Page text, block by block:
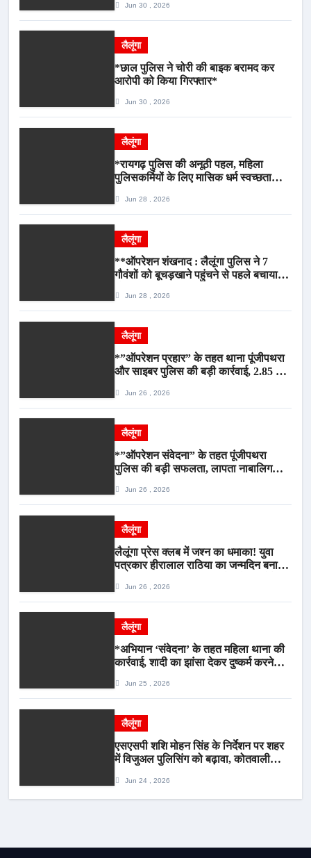
Jun 30 , 2026
लैलूंगा
*छाल पुलिस ने चोरी की बाइक बरामद कर
आरोपी को किया गिरफ्तार*
Jun 30 , 2026
लैलूंगा
*रायगढ़ पुलिस की अनूठी पहल, महिला
पुलिसकर्मियों के लिए मासिक धर्म स्वच्छता
Jun 28 , 2026
लैलूंगा
**ऑपरेशन शंखनाद : लैलूंगा पुलिस ने 7
गौवंशों को बूचड़खाने पहुंचने से पहले बचाया,
Jun 28 , 2026
लैलूंगा
*”ऑपरेशन प्रहार” के तहत थाना पूंजीपथरा
और साइबर पुलिस की बड़ी कार्रवाई, 2.85 टन
Jun 26 , 2026
लैलूंगा
*”ऑपरेशन संवेदना” के तहत पूंजीपथरा
पुलिस की बड़ी सफलता, लापता नाबालिग
आरोपी गिरफ्तार*
Jun 26 , 2026
लैलूंगा
लैलूंगा प्रेस क्लब में जश्न का धमाका! युवा
पत्रकार हीरालाल राठिया का जन्मदिन बना
स्वरJun 26 , 2026
लैलूंगा
*अभियान ‘संवेदना’ के तहत महिला थाना की
कार्रवाई, शादी का झांसा देकर दुष्कर्म करने
Jun 25 , 2026
लैलूंगा
एसएसपी शशि मोहन सिंह के निर्देशन पर शहर
में विजुअल पुलिसिंग को बढ़ावा, कोतवाली
Jun 24 , 2026